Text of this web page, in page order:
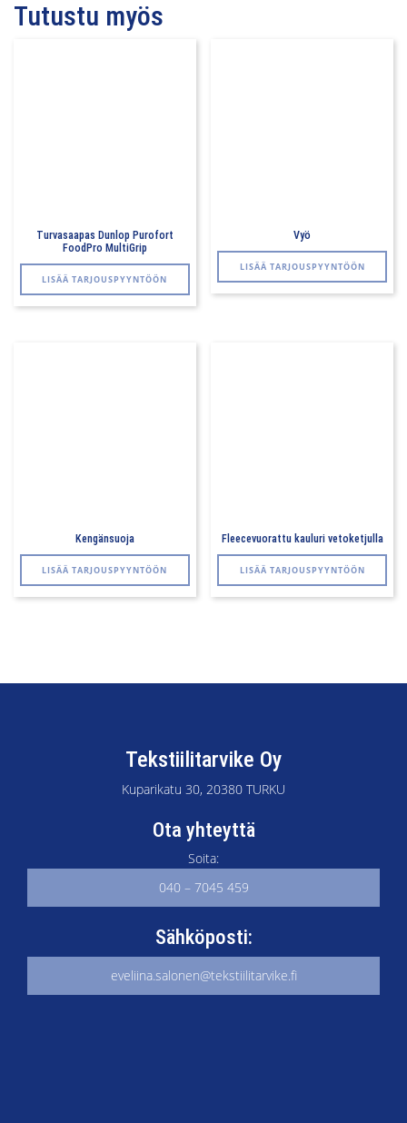
Tutustu myös
Turvasaapas Dunlop Purofort
FoodPro MultiGrip
LISÄÄ TARJOUSPYYNTÖÖN
Vyö
LISÄÄ TARJOUSPYYNTÖÖN
on
Kengänsuoja
LISÄÄ TARJOUSPYYNTÖÖN
Fleecevuorattu kauluri vetoketjulla
LISÄÄ TARJOUSPYYNTÖÖN
Tekstiilitarvike Oy
Kuparikatu 30, 20380 TURKU
Ota yhteyttä
Soita:
040 – 7045 459
Sähköposti:
eveliina.salonen@tekstiilitarvike.fi